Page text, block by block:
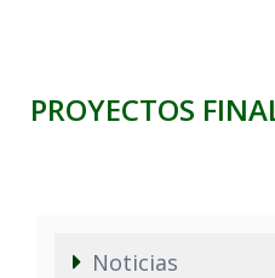
PROYECTOS
Noticias